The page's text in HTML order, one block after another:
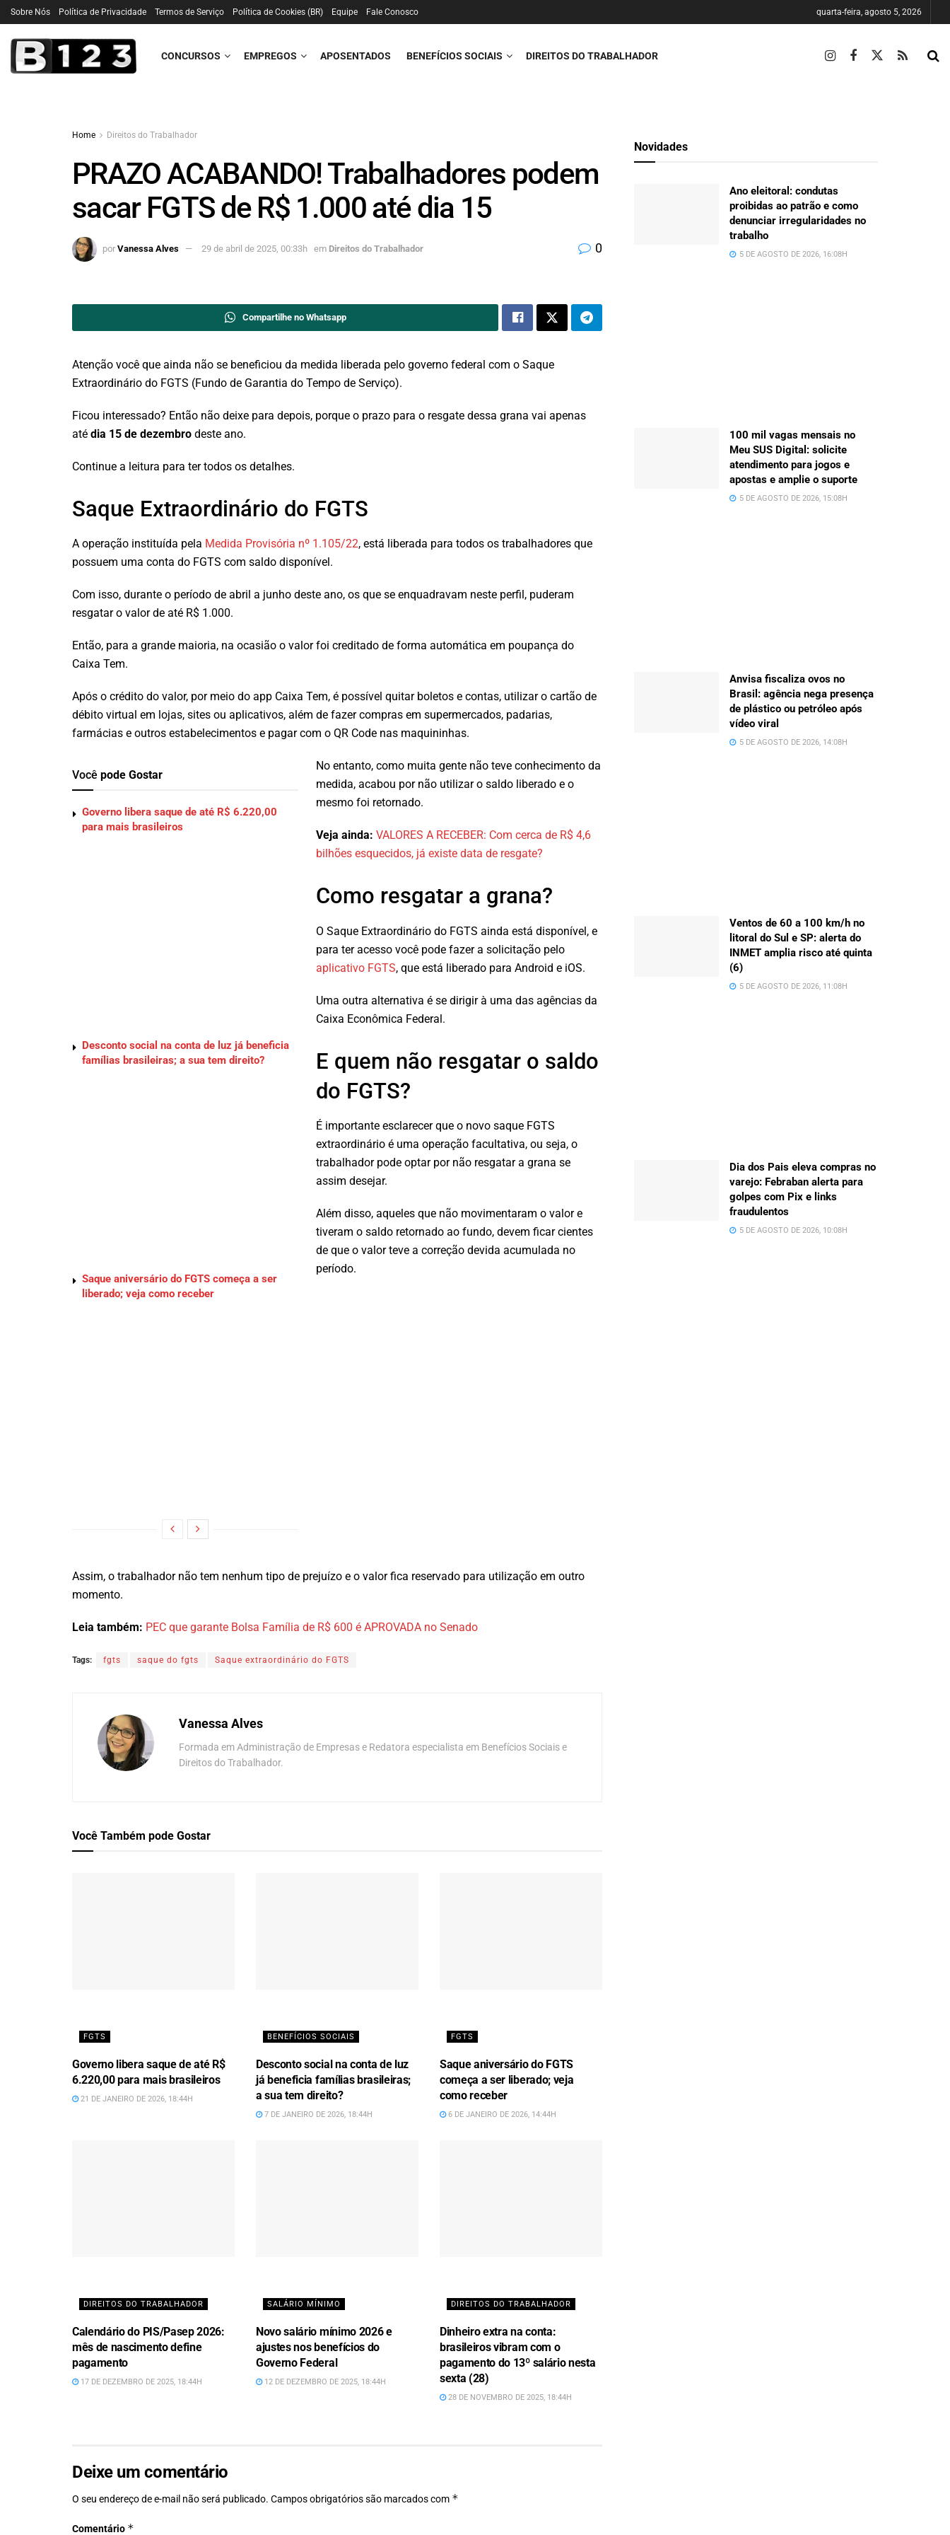
Sobre Nós Política de Privacidade Termos de Serviço Política de Cookies (BR) Equipe Fale Conosco quarta-feira, agosto 5, 2026
CONCURSOS EMPREGOS APOSENTADOS BENEFÍCIOS SOCIAIS DIREITOS DO TRABALHADOR
Home Direitos do Trabalhador
PRAZO ACABANDO! Trabalhadores podem
sacar FGTS de R$ 1.000 até dia 15
por Vanessa Alves 29 de abril de 2025, 00:33h em Direitos do Trabalhador 0
Compartilhe no Whatsapp
Atenção você que ainda não se beneficiou da medida liberada pelo governo federal com o Saque
Extraordinário do FGTS (Fundo de Garantia do Tempo de Serviço).
Ficou interessado? Então não deixe para depois, porque o prazo para o resgate dessa grana vai apenas
até dia 15 de dezembro deste ano.
Continue a leitura para ter todos os detalhes.
Saque Extraordinário do FGTS
A operação instituída pela Medida Provisória nº 1.105/22, está liberada para todos os trabalhadores que
possuem uma conta do FGTS com saldo disponível.
Com isso, durante o período de abril a junho deste ano, os que se enquadravam neste perfil, puderam
resgatar o valor de até R$ 1.000.
Então, para a grande maioria, na ocasião o valor foi creditado de forma automática em poupança do
Caixa Tem.
Após o crédito do valor, por meio do app Caixa Tem, é possível quitar boletos e contas, utilizar o cartão de
débito virtual em lojas, sites ou aplicativos, além de fazer compras em supermercados, padarias,
farmácias e outros estabelecimentos e pagar com o QR Code nas maquininhas.
Você pode Gostar
Governo libera saque de até R$ 6.220,00
para mais brasileiros
Desconto social na conta de luz já beneficia
famílias brasileiras; a sua tem direito?
Saque aniversário do FGTS começa a ser
liberado; veja como receber
No entanto, como muita gente não teve conhecimento da
medida, acabou por não utilizar o saldo liberado e o
mesmo foi retornado.
Veja ainda: VALORES A RECEBER: Com cerca de R$ 4,6
bilhões esquecidos, já existe data de resgate?
Como resgatar a grana?
O Saque Extraordinário do FGTS ainda está disponível, e
para ter acesso você pode fazer a solicitação pelo
aplicativo FGTS, que está liberado para Android e iOS.
Uma outra alternativa é se dirigir à uma das agências da
Caixa Econômica Federal.
E quem não resgatar o saldo
do FGTS?
É importante esclarecer que o novo saque FGTS
extraordinário é uma operação facultativa, ou seja, o
trabalhador pode optar por não resgatar a grana se
assim desejar.
Além disso, aqueles que não movimentaram o valor e
tiveram o saldo retornado ao fundo, devem ficar cientes
de que o valor teve a correção devida acumulada no
período.
Assim, o trabalhador não tem nenhum tipo de prejuízo e o valor fica reservado para utilização em outro
momento.
Leia também: PEC que garante Bolsa Família de R$ 600 é APROVADA no Senado
Tags: fgts saque do fgts Saque extraordinário do FGTS
Vanessa Alves
Formada em Administração de Empresas e Redatora especialista em Benefícios Sociais e
Direitos do Trabalhador.
Você Também pode Gostar
FGTS
Governo libera saque de até R$
6.220,00 para mais brasileiros
21 DE JANEIRO DE 2026, 18:44H
BENEFÍCIOS SOCIAIS
Desconto social na conta de luz
já beneficia famílias brasileiras;
a sua tem direito?
7 DE JANEIRO DE 2026, 18:44H
FGTS
Saque aniversário do FGTS
começa a ser liberado; veja
como receber
6 DE JANEIRO DE 2026, 14:44H
DIREITOS DO TRABALHADOR
Calendário do PIS/Pasep 2026:
mês de nascimento define
pagamento
17 DE DEZEMBRO DE 2025, 18:44H
SALÁRIO MÍNIMO
Novo salário mínimo 2026 e
ajustes nos benefícios do
Governo Federal
12 DE DEZEMBRO DE 2025, 18:44H
DIREITOS DO TRABALHADOR
Dinheiro extra na conta:
brasileiros vibram com o
pagamento do 13º salário nesta
sexta (28)
28 DE NOVEMBRO DE 2025, 18:44H
Deixe um comentário
O seu endereço de e-mail não será publicado. Campos obrigatórios são marcados com *
Comentário *
Novidades
Ano eleitoral: condutas
proibidas ao patrão e como
denunciar irregularidades no
trabalho
5 DE AGOSTO DE 2026, 16:08H
100 mil vagas mensais no
Meu SUS Digital: solicite
atendimento para jogos e
apostas e amplie o suporte
5 DE AGOSTO DE 2026, 15:08H
Anvisa fiscaliza ovos no
Brasil: agência nega presença
de plástico ou petróleo após
vídeo viral
5 DE AGOSTO DE 2026, 14:08H
Ventos de 60 a 100 km/h no
litoral do Sul e SP: alerta do
INMET amplia risco até quinta
(6)
5 DE AGOSTO DE 2026, 11:08H
Dia dos Pais eleva compras no
varejo: Febraban alerta para
golpes com Pix e links
fraudulentos
5 DE AGOSTO DE 2026, 10:08H